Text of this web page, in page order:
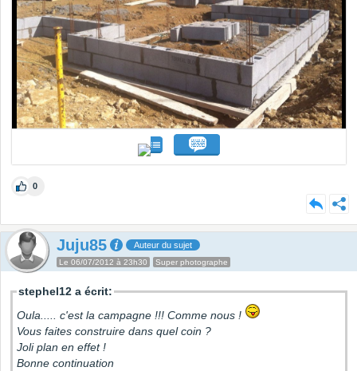
0
Juju85 Auteur du sujet
Le 06/07/2012 à 23h30 Super photographe
stephel12 a écrit:
Oula..... c'est la campagne !!! Comme nous !
Vous faites construire dans quel coin ?
Joli plan en effet !
Bonne continuation